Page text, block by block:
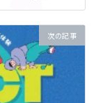
次の記事